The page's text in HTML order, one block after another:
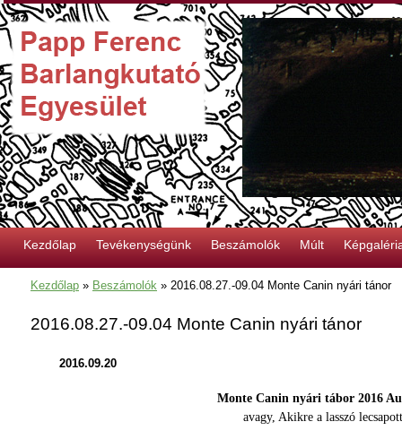
Kezdőlap Tevékenységünk Beszámolók Múlt
Kezdőlap » Beszámolók » 2016.08.27.-09.04 Monte Canin nyári tánor
2016.08.27.-09.04 Monte Canin nyári tánor
2016.09.20
Monte Canin nyári tábor 2016
avagy, Akikre a lasszó